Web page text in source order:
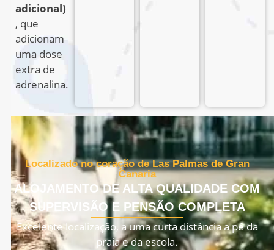
adicional)
, que
adicionam
uma dose
extra de
adrenalina.
Localizado no coração de Las Palmas de Gran
Canaria
ALOJAMENTO DE ALTA QUALIDADE COM
SUPERVISÃO E PENSÃO COMPLETA
Excelente localização, a uma curta distância a pé da
praia e da escola.